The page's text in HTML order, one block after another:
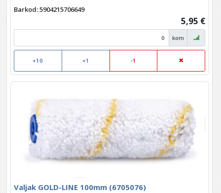
Barkod: 5904215706649
5,95 €
kom
+10 +1 -1
Valjak GOLD-LINE 100mm (6705076)